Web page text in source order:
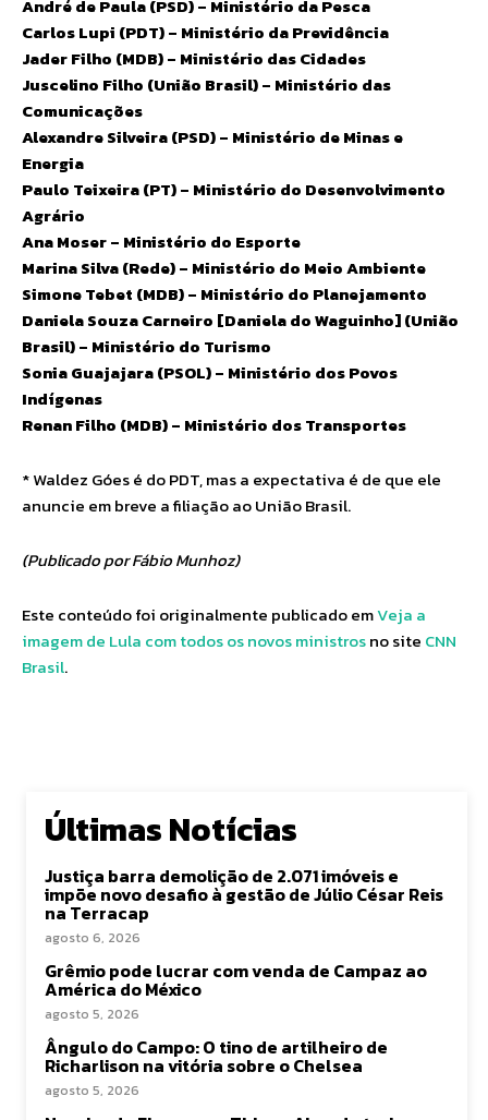
André de Paula (PSD) – Ministério da Pesca
Carlos Lupi (PDT) – Ministério da Previdência
Jader Filho (MDB) – Ministério das Cidades
Juscelino Filho (União Brasil) – Ministério das
Comunicações
Alexandre Silveira (PSD) – Ministério de Minas e
Energia
Paulo Teixeira (PT) – Ministério do Desenvolvimento
Agrário
Ana Moser – Ministério do Esporte
Marina Silva (Rede) – Ministério do Meio Ambiente
Simone Tebet (MDB) – Ministério do Planejamento
Daniela Souza Carneiro [Daniela do Waguinho] (União
Brasil) – Ministério do Turismo
Sonia Guajajara (PSOL) – Ministério dos Povos
Indígenas
Renan Filho (MDB) – Ministério dos Transportes
* Waldez Góes é do PDT, mas a expectativa é de que ele
anuncie em breve a filiação ao União Brasil.
(Publicado por Fábio Munhoz)
Este conteúdo foi originalmente publicado emVeja a
imagem de Lula com todos os novos ministrosno site CNN
Brasil.
Últimas Notícias
Justiça barra demolição de 2.071 imóveis e
impõe novo desafio à gestão de Júlio César Reis
na Terracap
agosto 6, 2026
Grêmio pode lucrar com venda de Campaz ao
América do México
agosto 5, 2026
Ângulo do Campo: O tino de artilheiro de
Richarlison na vitória sobre o Chelsea
agosto 5, 2026